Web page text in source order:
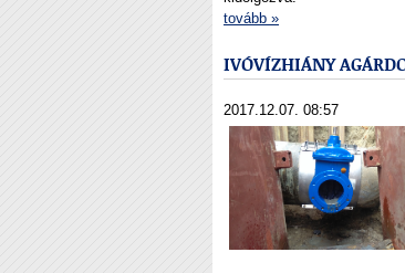
tovább »
IVÓVÍZHIÁNY
2017.12.07. 08:57